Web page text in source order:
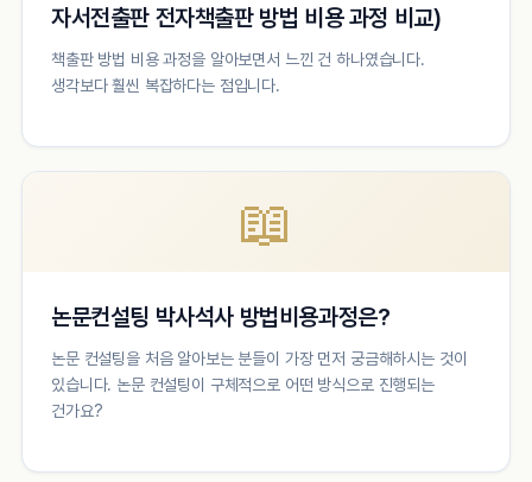
자서전출판 전자책출판 방법 비용 과정 비교)
책출판 방법 비용 과정을 알아보면서 느낀 건 하나였습니다.
생각보다 훨씬 복잡하다는 점입니다.
📖
논문컨설팅 박사석사 방법비용과정은?
논문 컨설팅을 처음 알아보는 분들이 가장 먼저 궁금해하시는 것이
있습니다. 논문 컨설팅이 구체적으로 어떤 방식으로 진행되는
건가요?